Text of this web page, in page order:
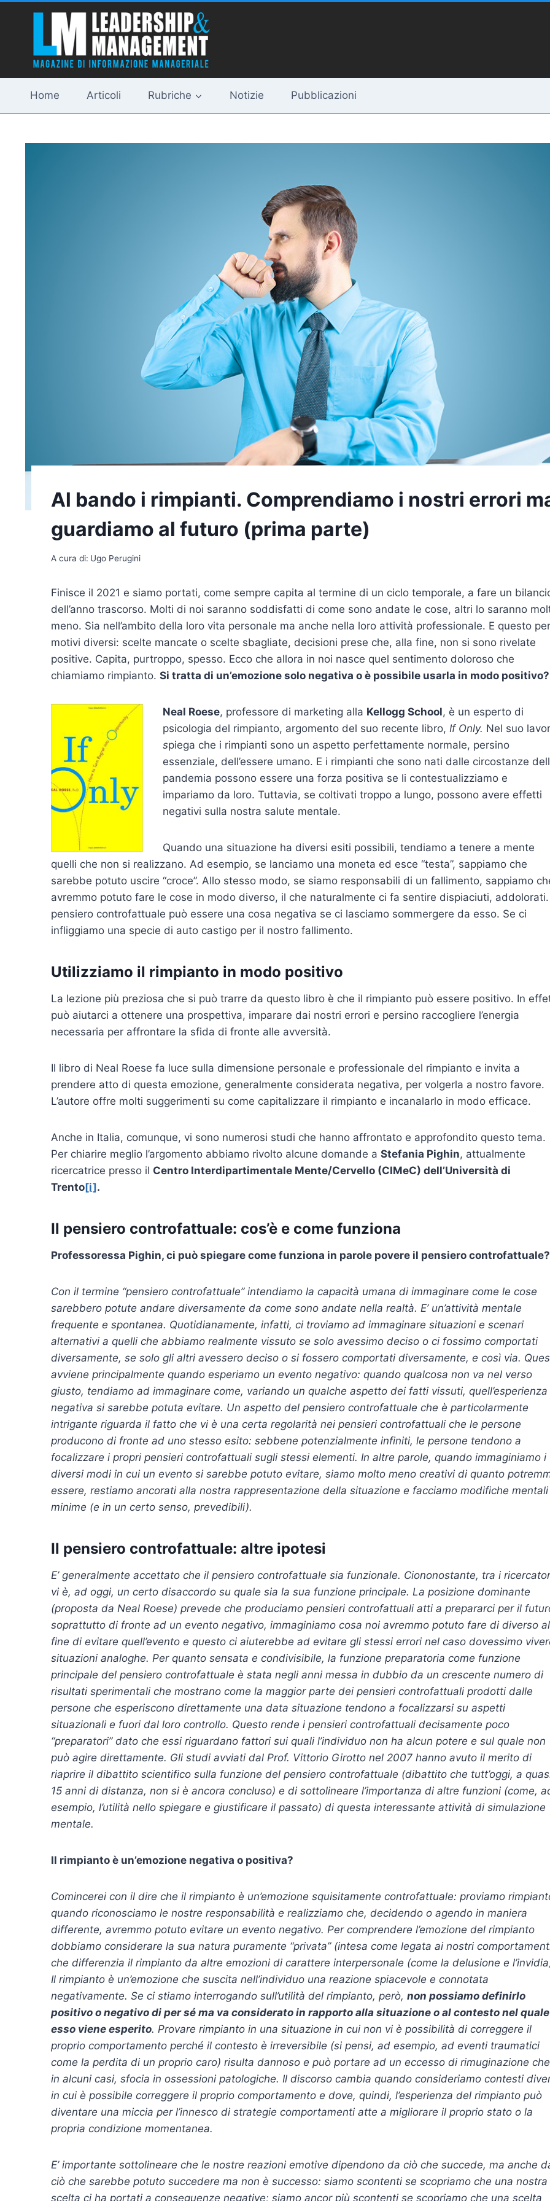
Home Articoli Rubriche Notizie Pubblicazioni
Al bando i rimpianti. Comprendiamo i nostri errori
guardiamo al futuro (prima parte)
A cura di: Ugo Perugini
Finisce il 2021 e siamo portati, come sempre capita al termine di un ciclo temporale, a fare un
dell’anno trascorso. Molti di noi saranno soddisfatti di come sono andate le cose, altri lo saranno
meno. Sia nell’ambito della loro vita personale ma anche nella loro attività professionale. E questo per
motivi diversi: scelte mancate o scelte sbagliate, decisioni prese che, alla fine, non si sono rivelate
positive. Capita, purtroppo, spesso. Ecco che allora in noi nasce quel sentimento doloroso che
chiamiamo rimpianto. Si tratta di un’emozione solo negativa o è possibile usarla in modo positivo?
Neal Roese, professore di marketing alla Kellogg School, è un esperto di
psicologia del rimpianto, argomento del suo recente libro, If Only. Nel suo
spiega che i rimpianti sono un aspetto perfettamente normale, persino
essenziale, dell’essere umano. E i rimpianti che sono nati dalle circostanze
pandemia possono essere una forza positiva se li contestualizziamo e
impariamo da loro. Tuttavia, se coltivati ​​troppo a lungo, possono avere effetti
negativi sulla nostra salute mentale.
Quando una situazione ha diversi esiti possibili, tendiamo a tenere a mente
quelli che non si realizzano. Ad esempio, se lanciamo una moneta ed esce “testa”, sappiamo che
sarebbe potuto uscire “croce”. Allo stesso modo, se siamo responsabili di un fallimento, sappiamo
avremmo potuto fare le cose in modo diverso, il che naturalmente ci fa sentire dispiaciuti,
pensiero controfattuale può essere una cosa negativa se ci lasciamo sommergere da esso. Se ci
infliggiamo una specie di auto castigo per il nostro fallimento.
Utilizziamo il rimpianto in modo positivo
La lezione più preziosa che si può trarre da questo libro è che il rimpianto può essere positivo. In
può aiutarci a ottenere una prospettiva, imparare dai nostri errori e persino raccogliere l’energia
necessaria per affrontare la sfida di fronte alle avversità.
Il libro di Neal Roese fa luce sulla dimensione personale e professionale del rimpianto e invita a
prendere atto di questa emozione, generalmente considerata negativa, per volgerla a nostro favore.
L’autore offre molti suggerimenti su come capitalizzare il rimpianto e incanalarlo in modo efficace.
Anche in Italia, comunque, vi sono numerosi studi che hanno affrontato e approfondito questo tema.
Per chiarire meglio l’argomento abbiamo rivolto alcune domande a Stefania Pighin, attualmente
ricercatrice presso il Centro Interdipartimentale Mente/Cervello (CIMeC) dell’Università di
Trento[i].
Il pensiero controfattuale: cos’è e come funziona
Professoressa Pighin, ci può spiegare come funziona in parole povere il pensiero controfattuale?
Con il termine “pensiero controfattuale” intendiamo la capacità umana di immaginare come le cose
sarebbero potute andare diversamente da come sono andate nella realtà. E’ un’attività mentale
frequente e spontanea. Quotidianamente, infatti, ci troviamo ad immaginare situazioni e scenari
alternativi a quelli che abbiamo realmente vissuto se solo avessimo deciso o ci fossimo comportati
diversamente, se solo gli altri avessero deciso o si fossero comportati diversamente, e così via.
avviene principalmente quando esperiamo un evento negativo: quando qualcosa non va nel verso
giusto, tendiamo ad immaginare come, variando un qualche aspetto dei fatti vissuti, quell’esperienza
negativa si sarebbe potuta evitare. Un aspetto del pensiero controfattuale che è particolarmente
intrigante riguarda il fatto che vi è una certa regolarità nei pensieri controfattuali che le persone
producono di fronte ad uno stesso esito: sebbene potenzialmente infiniti, le persone tendono a
focalizzare i propri pensieri controfattuali sugli stessi elementi. In altre parole, quando immaginiamo i
diversi modi in cui un evento si sarebbe potuto evitare, siamo molto meno creativi di quanto
essere, restiamo ancorati alla nostra rappresentazione della situazione e facciamo modifiche mentali
minime (e in un certo senso, prevedibili).
Il pensiero controfattuale: altre ipotesi
E’ generalmente accettato che il pensiero controfattuale sia funzionale. Ciononostante, tra i
vi è, ad oggi, un certo disaccordo su quale sia la sua funzione principale. La posizione dominante
(proposta da Neal Roese) prevede che produciamo pensieri controfattuali atti a prepararci per il
soprattutto di fronte ad un evento negativo, immaginiamo cosa noi avremmo potuto fare di diverso al
fine di evitare quell’evento e questo ci aiuterebbe ad evitare gli stessi errori nel caso dovessimo
situazioni analoghe. Per quanto sensata e condivisibile, la funzione preparatoria come funzione
principale del pensiero controfattuale è stata negli anni messa in dubbio da un crescente numero di
risultati sperimentali che mostrano come la maggior parte dei pensieri controfattuali prodotti dalle
persone che esperiscono direttamente una data situazione tendono a focalizzarsi su aspetti
situazionali e fuori dal loro controllo. Questo rende i pensieri controfattuali decisamente poco
“preparatori” dato che essi riguardano fattori sui quali l’individuo non ha alcun potere e sul quale non
può agire direttamente. Gli studi avviati dal Prof. Vittorio Girotto nel 2007 hanno avuto il merito di
riaprire il dibattito scientifico sulla funzione del pensiero controfattuale (dibattito che tutt’oggi, a
15 anni di distanza, non si è ancora concluso) e di sottolineare l’importanza di altre funzioni (come,
esempio, l’utilità nello spiegare e giustificare il passato) di questa interessante attività di simulazione
mentale.
Il rimpianto è un’emozione negativa o positiva?
Comincerei con il dire che il rimpianto è un’emozione squisitamente controfattuale: proviamo
quando riconosciamo le nostre responsabilità e realizziamo che, decidendo o agendo in maniera
differente, avremmo potuto evitare un evento negativo. Per comprendere l’emozione del rimpianto
dobbiamo considerare la sua natura puramente “privata” (intesa come legata ai nostri
che differenzia il rimpianto da altre emozioni di carattere interpersonale (come la delusione e
Il rimpianto è un’emozione che suscita nell’individuo una reazione spiacevole e connotata
negativamente. Se ci stiamo interrogando sull’utilità del rimpianto, però, non possiamo definirlo
positivo o negativo di per sé ma va considerato in rapporto alla situazione o al contesto nel quale
esso viene esperito. Provare rimpianto in una situazione in cui non vi è possibilità di correggere il
proprio comportamento perché il contesto è irreversibile (si pensi, ad esempio, ad eventi traumatici
come la perdita di un proprio caro) risulta dannoso e può portare ad un eccesso di rimuginazione
in alcuni casi, sfocia in ossessioni patologiche. Il discorso cambia quando consideriamo contesti
in cui è possibile correggere il proprio comportamento e dove, quindi, l’esperienza del rimpianto può
diventare una miccia per l’innesco di strategie comportamenti atte a migliorare il proprio stato o la
propria condizione momentanea.
E’ importante sottolineare che le nostre reazioni emotive dipendono da ciò che succede, ma anche
ciò che sarebbe potuto succedere ma non è successo: siamo scontenti se scopriamo che una nostra
scelta ci ha portati a conseguenze negative; siamo ancor più scontenti se scopriamo che una scelta